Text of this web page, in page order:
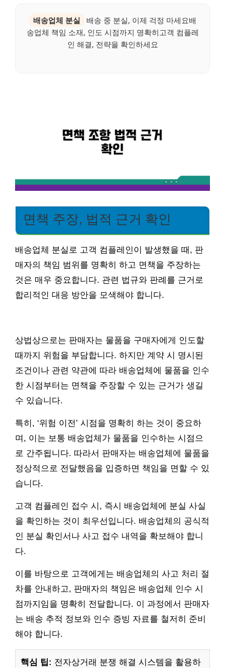
배송업체 분실
배송 중 분실, 이제 걱정 마세요배
송업체 책임 소재, 인도 시점까지 명확히고객 컴플레
인 해결, 전략을 확인하세요
면책 주장, 법적 근거 확인
배송업체 분실로 고객 컴플레인이 발생했을 때, 판
매자의 책임 범위를 명확히 하고 면책을 주장하는
것은 매우 중요합니다. 관련 법규와 판례를 근거로
합리적인 대응 방안을 모색해야 합니다.
상법상으로는 판매자는 물품을 구매자에게 인도할
때까지 위험을 부담합니다. 하지만 계약 시 명시된
조건이나 관련 약관에 따라 배송업체에 물품을 인수
한 시점부터는 면책을 주장할 수 있는 근거가 생길
수 있습니다.
특히, ‘위험 이전’ 시점을 명확히 하는 것이 중요하
며, 이는 보통 배송업체가 물품을 인수하는 시점으
로 간주됩니다. 따라서 판매자는 배송업체에 물품을
정상적으로 전달했음을 입증하면 책임을 면할 수 있
습니다.
고객 컴플레인 접수 시, 즉시 배송업체에 분실 사실
을 확인하는 것이 최우선입니다. 배송업체의 공식적
인 분실 확인서나 사고 접수 내역을 확보해야 합니
다.
이를 바탕으로 고객에게는 배송업체의 사고 처리 절
차를 안내하고, 판매자의 책임은 배송업체 인수 시
점까지임을 명확히 전달합니다. 이 과정에서 판매자
는 배송 추적 정보와 인수 증빙 자료를 철저히 준비
해야 합니다.
핵심 팁: 전자상거래 분쟁 해결 시스템을 활용하